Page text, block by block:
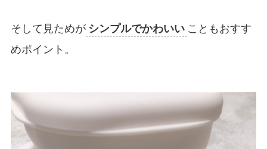
そして見ためが シンプルでかわいい こともおすす
めポイント。